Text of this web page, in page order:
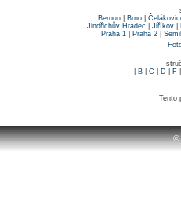
Beroun| Brno|
Jindřichův Hradec
Jiříkov
Praha 1
Praha 2
B| C D F
Tento
©